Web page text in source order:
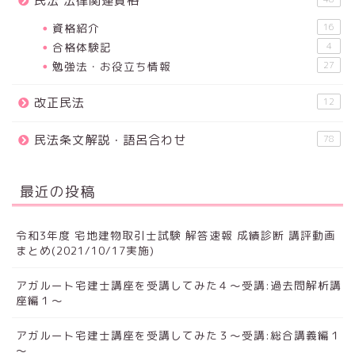
資格紹介 16
合格体験記 4
勉強法・お役立ち情報 27
改正民法 12
民法条文解説・語呂合わせ 78
最近の投稿
令和3年度 宅地建物取引士試験 解答速報 成績診断 講評動画
まとめ(2021/10/17実施)
アガルート宅建士講座を受講してみた４～受講:過去問解析講
座編１～
アガルート宅建士講座を受講してみた３～受講:総合講義編１